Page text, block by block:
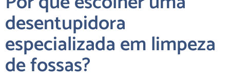
desentupidora
especializada em limpeza
de fossas?